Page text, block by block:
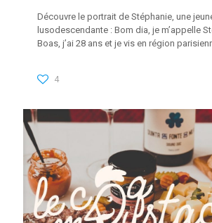
Découvre le portrait de Stéphanie, une
lusodescendante : Bom dia, je m’appelle
Boas, j’ai 28 ans et je vis en région
4